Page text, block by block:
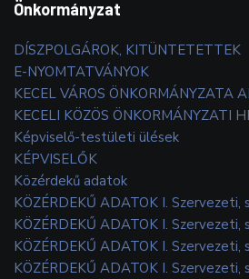
Önkormányzat
DÍSZPOLGÁROK, KITÜNTETETTEK
E-NYOMTATVÁNYOK
KECEL VÁROS ÖNKORMÁNYZATA
KECELI KÖZÖS ÖNKORMÁNYZATI
Képviselő-testületi ülések
KÉPVISELŐK
Közérdekű adatok
KÖZÉRDEKŰ ADATOK I.
KÖZÉRDEKŰ ADATOK I.
KÖZÉRDEKŰ ADATOK I.
KÖZÉRDEKŰ ADATOK I.